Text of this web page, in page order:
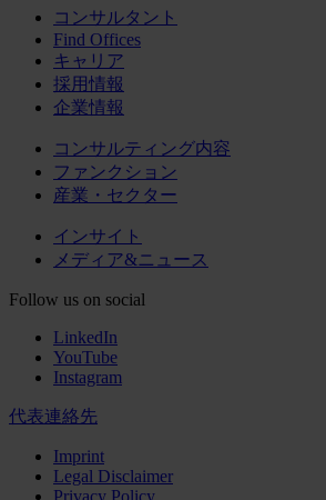
コンサルタント
Find Offices
キャリア
採用情報
企業情報
コンサルティング内容
ファンクション
産業・セクター
インサイト
メディア&ニュース
Follow us on social
LinkedIn
YouTube
Instagram
代表連絡先
Imprint
Legal Disclaimer
Privacy Policy